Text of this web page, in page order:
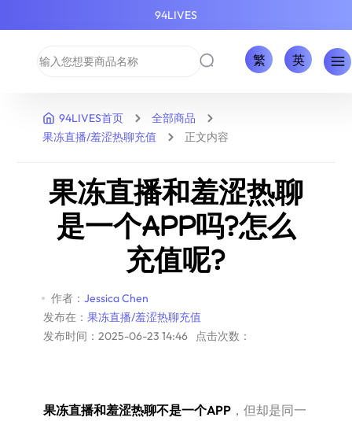
94LIVES
繁 英
94LIVES首页
全部商品
果冻直播/羞涩热聊充值
正文内容
果冻直播和羞涩热聊
是一个APP吗?怎么
充值呢?
作者： Jessica Chen
发布在： 果冻直播/羞涩热聊充值
发布时间：2025-06-23 14:46
点击次数：
果冻直播和羞涩热聊不是一个APP，但却是同一